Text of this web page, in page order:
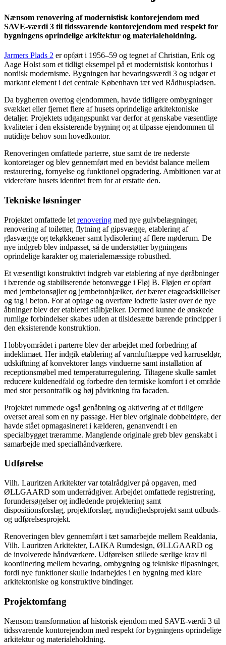
Nænsom renovering af modernistisk kontorejendom med
SAVE-værdi 3 til tidssvarende kontorejendom med respekt for
bygningens oprindelige arkitektur og materialeholdning.
Jarmers Plads 2 er opført i 1956–59 og tegnet af Christian, Erik og
Aage Holst som et tidligt eksempel på et modernistisk kontorhus i
nordisk modernisme. Bygningen har bevaringsværdi 3 og udgør et
markant element i det centrale København tæt ved Rådhuspladsen.
Da bygherren overtog ejendommen, havde tidligere ombygninger
svækket eller fjernet flere af husets oprindelige arkitektoniske
detaljer. Projektets udgangspunkt var derfor at genskabe væsentlige
kvaliteter i den eksisterende bygning og at tilpasse ejendommen til
nutidige behov som hovedkontor.
Renoveringen omfattede parterre, stue samt de tre nederste
kontoretager og blev gennemført med en bevidst balance mellem
restaurering, fornyelse og funktionel opgradering. Ambitionen var at
videreføre husets identitet frem for at erstatte den.
Tekniske løsninger
Projektet omfattede let renovering med nye gulvbelægninger,
renovering af toiletter, flytning af gipsvægge, etablering af
glasvægge og tekøkkener samt lydisolering af flere møderum. De
nye indgreb blev indpasset, så de understøtter bygningens
oprindelige karakter og materialemæssige robusthed.
Et væsentligt konstruktivt indgreb var etablering af nye døråbninger
i bærende og stabiliserende betonvægge i Fløj B. Fløjen er opført
med jernbetonsøjler og jernbetonbjælker, der bærer etageadskillelser
og tag i beton. For at optage og overføre lodrette laster over de nye
åbninger blev der etableret stålbjælker. Dermed kunne de ønskede
rumlige forbindelser skabes uden at tilsidesætte bærende principper i
den eksisterende konstruktion.
I lobbyområdet i parterre blev der arbejdet med forbedring af
indeklimaet. Her indgik etablering af varmlufttæppe ved karruseldør,
udskiftning af konvektorer langs vinduerne samt installation af
receptionsmøbel med temperaturregulering. Tiltagene skulle samlet
reducere kuldenedfald og forbedre den termiske komfort i et område
med stor persontrafik og høj påvirkning fra facaden.
Projektet rummede også genåbning og aktivering af et tidligere
overset areal som en ny passage. Her blev originale dobbeltdøre, der
havde stået opmagasineret i kælderen, genanvendt i en
specialbygget træramme. Manglende originale greb blev genskabt i
samarbejde med specialhåndværkere.
Udførelse
Vilh. Lauritzen Arkitekter var totalrådgiver på opgaven, med
ØLLGAARD som underrådgiver. Arbejdet omfattede registrering,
forundersøgelser og indledende projektering samt
dispositionsforslag, projektforslag, myndighedsprojekt samt udbuds-
og udførelsesprojekt.
Renoveringen blev gennemført i tæt samarbejde mellem Realdania,
Vilh. Lauritzen Arkitekter, LAIKA Rumdesign, ØLLGAARD og
de involverede håndværkere. Udførelsen stillede særlige krav til
koordinering mellem bevaring, ombygning og tekniske tilpasninger,
fordi nye funktioner skulle indarbejdes i en bygning med klare
arkitektoniske og konstruktive bindinger.
Projektomfang
Nænsom transformation af historisk ejendom med SAVE-værdi 3 til
tidssvarende kontorejendom med respekt for bygningens oprindelige
arkitektur og materialeholdning.